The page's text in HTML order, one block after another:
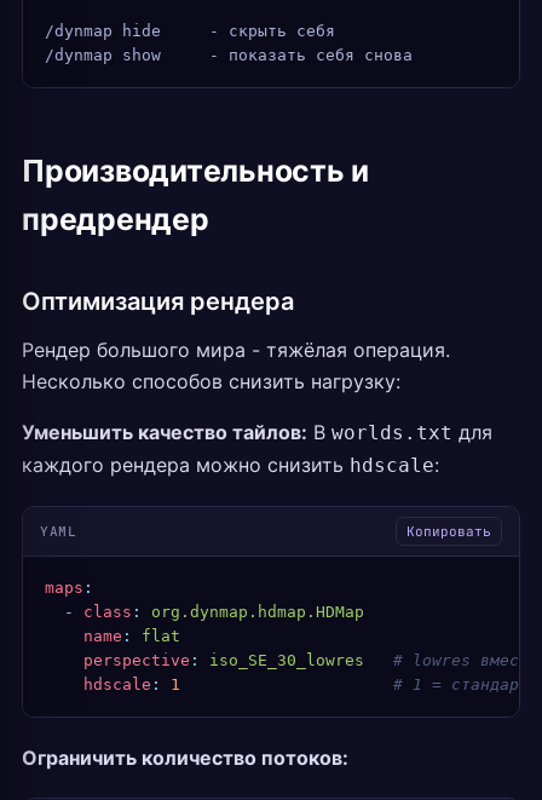
/dynmap hide     - скрыть себя
/dynmap show     - показать себя снова
Производительность и
предрендер
Оптимизация рендера
Рендер большого мира - тяжёлая операция.
Несколько способов снизить нагрузку:
Уменьшить качество тайлов: В worlds.txt для
каждого рендера можно снизить hdscale:
YAML Копировать
maps :
  -
class :
org.dynmap.hdmap.HDMap
    name
:
flat
    perspective
: iso_SE_30_lowres
# lowres
    hdscale
: 1
# 1 =
Ограничить количество потоков: